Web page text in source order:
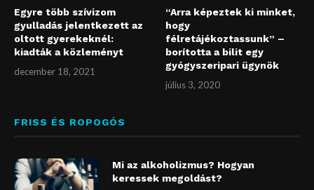
Egyre több szívizom
gyulladás jelentkezett az
oltott gyerekeknél:
kiadták a közleményt
december 18, 2021
“Arra képeztek ki minket,
hogy
félretájékoztassunk” –
borította a bilit egy
gyógyszeripari ügynök
július 3, 2020
FRISS ÉS ROPOGÓS
Mi az alkoholizmus? Hogyan
keressek megoldást?